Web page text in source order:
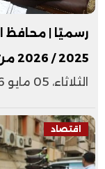
رسميًا | محافظ
2025 / 2026 من 16 مايو حتى 11 يونيو
الثلاثاء، 05 مايو 2026 07:40 م
اقتصاد